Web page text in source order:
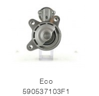
Eco
590537103F1